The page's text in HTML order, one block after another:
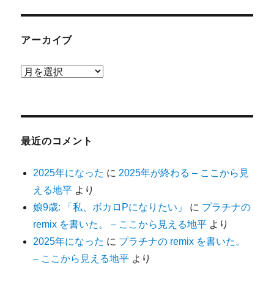
アーカイブ
ア
ブ
最近のコメント
2025年になった に2025年が終わる – ここから見
える地平 より
娘9歳: 「私、ボカロPになりたい」
に プラチナの
remix を書いた。 – ここから見える地平 より
2025年になった に プラチナの remix を書いた。
– ここから見える地平 より